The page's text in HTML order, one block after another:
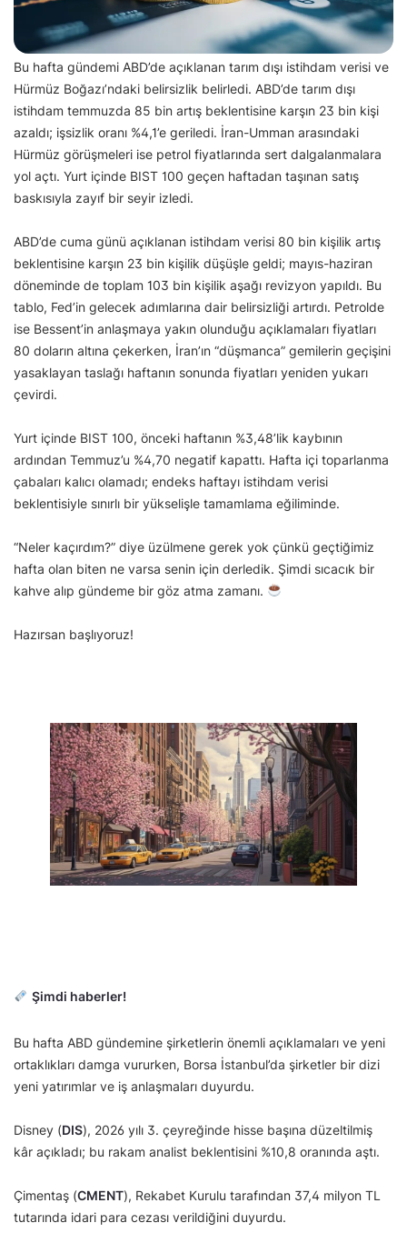
Bu hafta gündemi ABD’de açıklanan tarım dışı istihdam verisi ve
Hürmüz Boğazı’ndaki belirsizlik belirledi. ABD’de tarım dışı
istihdam temmuzda 85 bin artış beklentisine karşın 23 bin kişi
azaldı; işsizlik oranı %4,1’e geriledi. İran-Umman arasındaki
Hürmüz görüşmeleri ise petrol fiyatlarında sert dalgalanmalara
yol açtı. Yurt içinde BIST 100 geçen haftadan taşınan satış
baskısıyla zayıf bir seyir izledi.
ABD’de cuma günü açıklanan istihdam verisi 80 bin kişilik artış
beklentisine karşın 23 bin kişilik düşüşle geldi; mayıs-haziran
döneminde de toplam 103 bin kişilik aşağı revizyon yapıldı. Bu
tablo, Fed’in gelecek adımlarına dair belirsizliği artırdı. Petrolde
ise Bessent’in anlaşmaya yakın olunduğu açıklamaları fiyatları
80 doların altına çekerken, İran’ın “düşmanca” gemilerin geçişini
yasaklayan taslağı haftanın sonunda fiyatları yeniden yukarı
çevirdi.
Yurt içinde BIST 100, önceki haftanın %3,48’lik kaybının
ardından Temmuz’u %4,70 negatif kapattı. Hafta içi toparlanma
çabaları kalıcı olamadı; endeks haftayı istihdam verisi
beklentisiyle sınırlı bir yükselişle tamamlama eğiliminde.
“Neler kaçırdım?” diye üzülmene gerek yok çünkü geçtiğimiz
hafta olan biten ne varsa senin için derledik. Şimdi sıcacık bir
kahve alıp gündeme bir göz atma zamanı.
Hazırsan başlıyoruz!
Şimdi haberler!
Bu hafta ABD gündemine şirketlerin önemli açıklamaları ve yeni
ortaklıkları damga vururken, Borsa İstanbul’da şirketler bir dizi
yeni yatırımlar ve iş anlaşmaları duyurdu.
Disney (DIS), 2026 yılı 3. çeyreğinde hisse başına düzeltilmiş
kâr açıkladı; bu rakam analist beklentisini %10,8 oranında aştı.
Çimentaş (CMENT), Rekabet Kurulu tarafından 37,4 milyon TL
tutarında idari para cezası verildiğini duyurdu.